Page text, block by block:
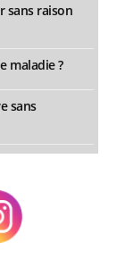
sans raison
maladie ?
sans